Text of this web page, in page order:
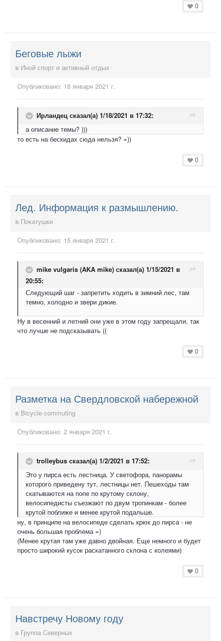
0
Беговые лыжи
в Иной спорт и активный отдых
Опубликовано: 18 января 2021 г.
Ирландец сказал(а) 1/18/2021 в 17:32:
а описание темы? )))
то есть на бескидах сюда нельзя? =))
0
Лед. Информация к размышлению.
в Покатушки
Опубликовано: 15 января 2021 г.
mike vulgaris (AKA mike) сказал(а) 1/15/2021 в
20:55:
Следующий шаг - запретить ходить в зимний лес, там
темно, холодно и звери дикие.
Ну в весенний и летний они уже в этом году запрещали, так
что лучше не подсказывать ((
0
Разметка на Свердловской набережной
в Bicycle commuting
Опубликовано: 2 января 2021 г.
trolleybus сказал(а) 1/2/2021 в 17:52:
Это у пирса есть лестница. У светофора, панорамы
которого приведену тут, лестницы нет. Пешеходы там
скатываются на попе по крутому склону,
велосипедисты съезжают по двум тропинкам - более
крутой поближе и менее крутой подальше.
ну, в принципе на велосипеде сделать крюк до пирса - не
очень большая проблема =)
(Менее крутая там уже давно двойная. Еще немного и будет
просто широкий кусок раскатанного склона с колеями)
0
Навстречу Новому году
в Группа Северных